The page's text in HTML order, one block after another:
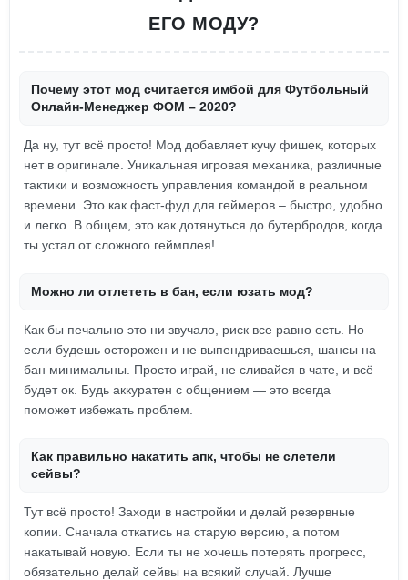
ЕГО МОДУ?
Почему этот мод считается имбой для Футбольный
Онлайн-Менеджер ФОМ – 2020?
Да ну, тут всё просто! Мод добавляет кучу фишек, которых
нет в оригинале. Уникальная игровая механика, различные
тактики и возможность управления командой в реальном
времени. Это как фаст-фуд для геймеров – быстро, удобно
и легко. В общем, это как дотянуться до бутербродов, когда
ты устал от сложного геймплея!
Можно ли отлететь в бан, если юзать мод?
Как бы печально это ни звучало, риск все равно есть. Но
если будешь осторожен и не выпендриваешься, шансы на
бан минимальны. Просто играй, не сливайся в чате, и всё
будет ок. Будь аккуратен с общением — это всегда
поможет избежать проблем.
Как правильно накатить апк, чтобы не слетели
сейвы?
Тут всё просто! Заходи в настройки и делай резервные
копии. Сначала откатись на старую версию, а потом
накатывай новую. Если ты не хочешь потерять прогресс,
обязательно делай сейвы на всякий случай. Лучше